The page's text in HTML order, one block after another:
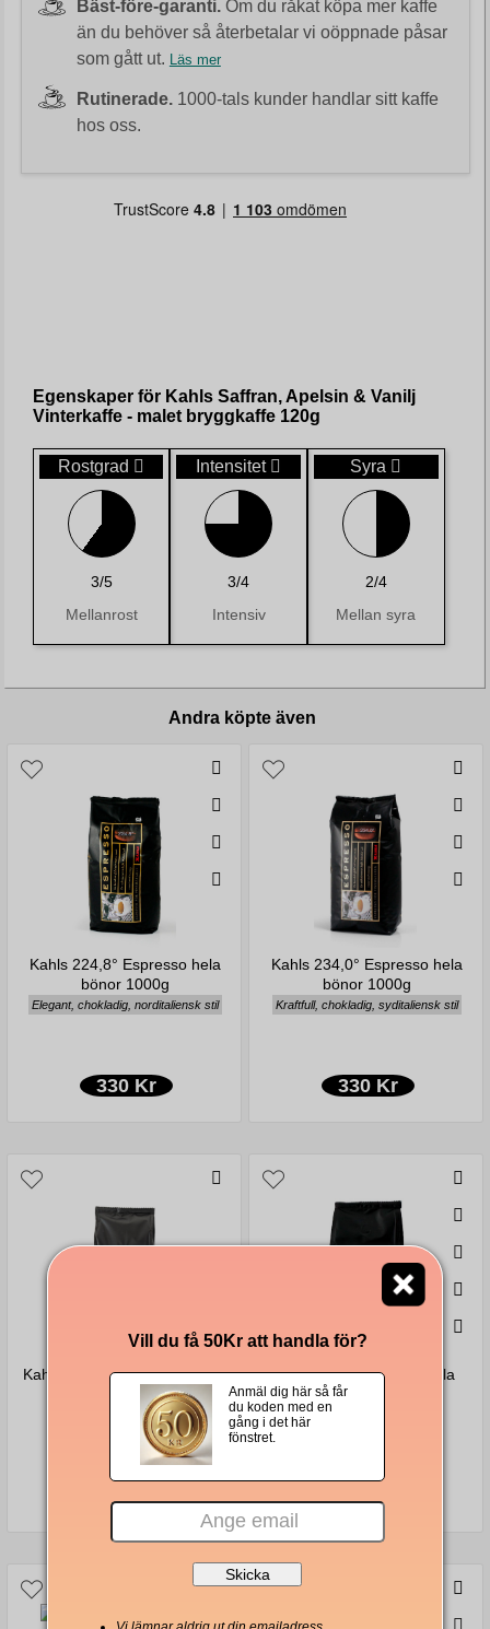
Bäst-före-garanti.Om du råkat köpa mer kaffe
än du behöver så återbetalar vi oöppnade påsar
som gått ut.
Läs mer
Rutinerade.1000-tals kunder handlar sitt kaffe
hos oss.
Egenskaper för Kahls Saffran, Apelsin & Vanilj
Vinterkaffe - malet bryggkaffe 120g
Rostgrad
3/5
Mellanrost
Intensitet
3/4
Intensiv
Syra
2/4
Mellan syra
Andra köpte även
Kahls 224,8° Espresso hela
bönor 1000g
Elegant, chokladig, norditaliensk stil
330 Kr
Kahls 234,0° Espresso hela
bönor 1000g
Kraftfull, chokladig, syditaliensk stil
330 Kr
Kahls Banana smaksatt malet
Bryggkaffe 200g
Kahls Brazil Cerrado hela
bönor 250g
Choklad, valnöt, citrusskal
Vill du få 50Kr att handla för?
Anmäl dig här så får
du koden med en
gång i det här
fönstret.